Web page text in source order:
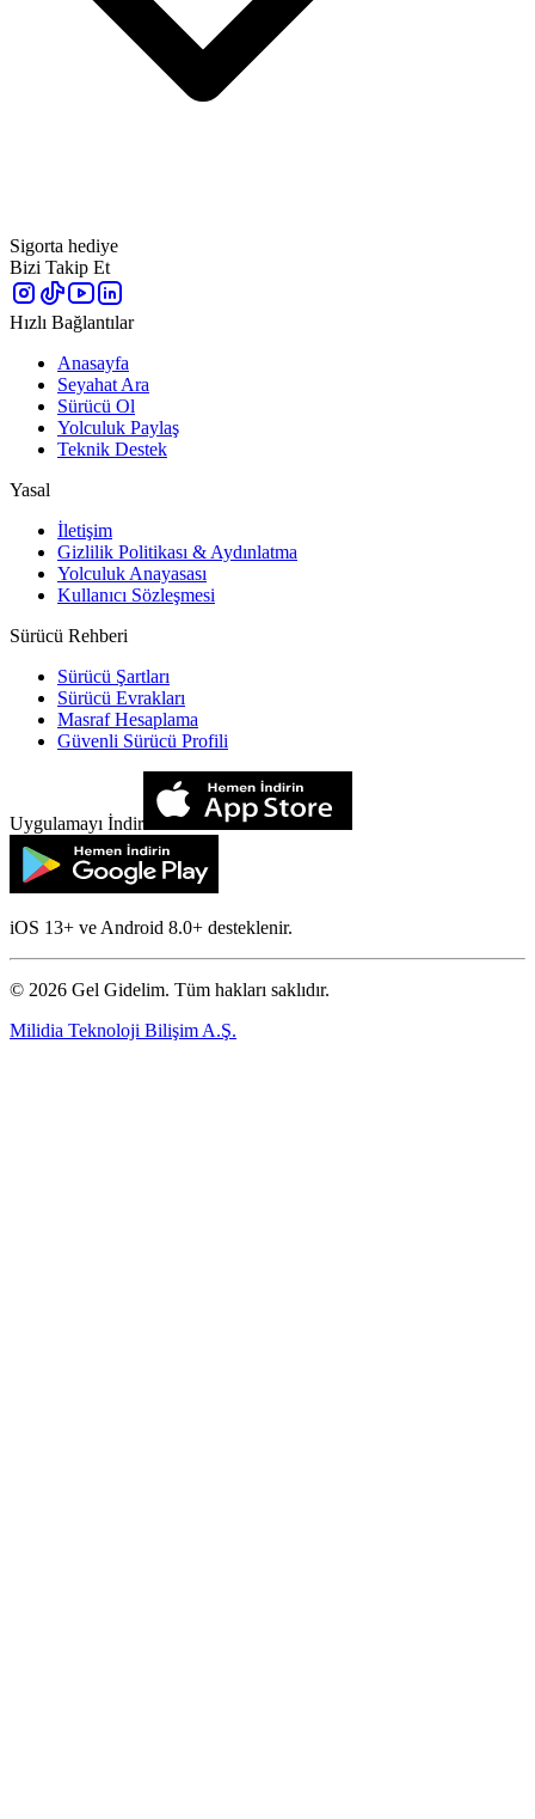
Sigorta hediye
Bizi Takip Et
Hızlı Bağlantılar
Anasayfa
Seyahat Ara
Sürücü Ol
Yolculuk Paylaş
Teknik Destek
Yasal
İletişim
Gizlilik Politikası & Aydınlatma
Yolculuk Anayasası
Kullanıcı Sözleşmesi
Sürücü Rehberi
Sürücü Şartları
Sürücü Evrakları
Masraf Hesaplama
Güvenli Sürücü Profili
Uygulamayı İndir
iOS 13+ ve Android 8.0+ desteklenir.
© 2026 Gel Gidelim. Tüm hakları saklıdır.
Milidia Teknoloji Bilişim A.Ş.